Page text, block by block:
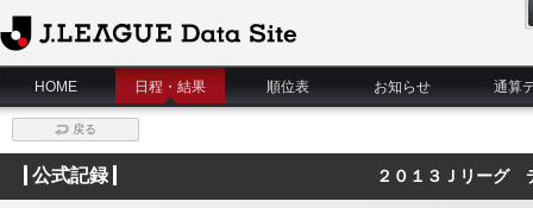
J.League Data Site
HOME
日程・結果 順位表 お知らせ 通算
戻る
公式記録 ２０１３Ｊリーグ